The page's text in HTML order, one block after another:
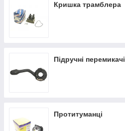
Кришка трамблера
Підручні перемикачі
Протитуманці